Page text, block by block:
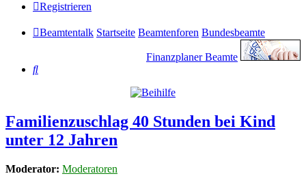
Registrieren
Beamtentalk Startseite Beamtenforen Bundesbeamte
Finanzplaner Beamte
Suche
Familienzuschlag 40 Stunden bei Kind
unter 12 Jahren
Moderator: Moderatoren